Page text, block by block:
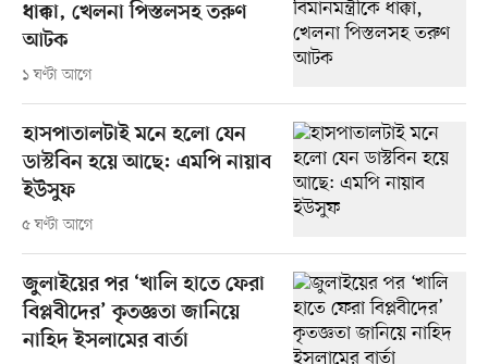
ধাক্কা, খেলনা পিস্তলসহ তরুণ
আটক
১ ঘণ্টা আগে
হাসপাতালটাই মনে হলো যেন
ডাস্টবিন হয়ে আছে: এমপি নায়াব
ইউসুফ
৫ ঘণ্টা আগে
জুলাইয়ের পর ‘খালি হাতে ফেরা
বিপ্লবীদের’ কৃতজ্ঞতা জানিয়ে
নাহিদ ইসলামের বার্তা